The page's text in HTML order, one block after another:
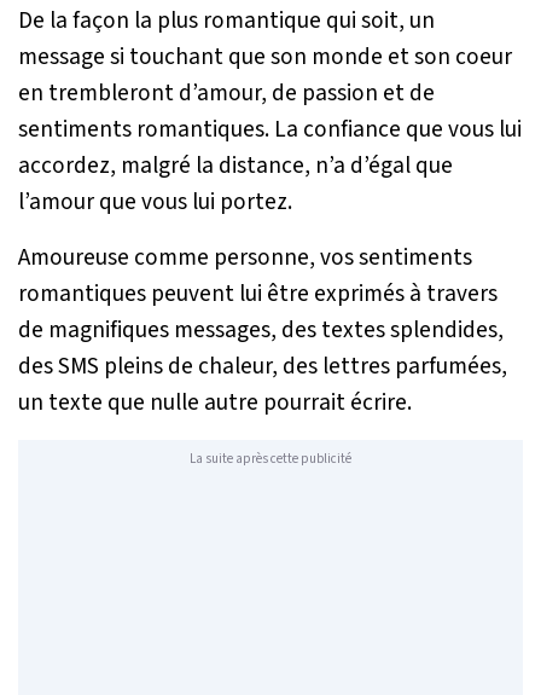
De la façon la plus romantique qui soit, un
message si touchant que son monde et son coeur
en trembleront d’amour, de passion et de
sentiments romantiques. La confiance que vous lui
accordez, malgré la distance, n’a d’égal que
l’amour que vous lui portez.
Amoureuse comme personne, vos sentiments
romantiques peuvent lui être exprimés à travers
de magnifiques messages, des textes splendides,
des SMS pleins de chaleur, des lettres parfumées,
un texte que nulle autre pourrait écrire.
La suite après cette publicité